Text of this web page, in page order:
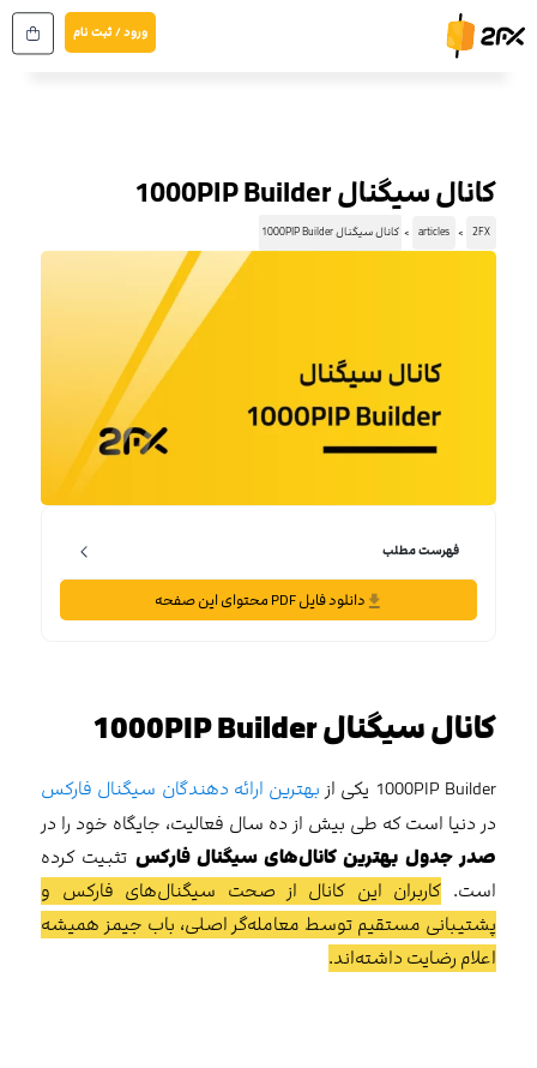
به
ورود / ثبت نام
کانال سیگنال 1000PIP Builder
2FX
articles کانال سیگنال 1000PIP Builder
فهرست مطلب
دانلود فایل PDF محتوای این صفحه
کانال سیگنال 1000PIP Builder
1000PIP Builder یکی از
بهترین ارائه دهندگان سیگنال فارکس
در دنیا است که طی بیش از ده سال فعالیت، جایگاه خود را در
صدر جدول بهترین کانال‌‌های سیگنال فارکس تثبیت کرده
است. کاربران این کانال از صحت سیگنال‌های فارکس و
پشتیبانی مستقیم توسط معامله‌گر اصلی، باب جیمز همیشه
اعلام رضایت داشته‌اند.